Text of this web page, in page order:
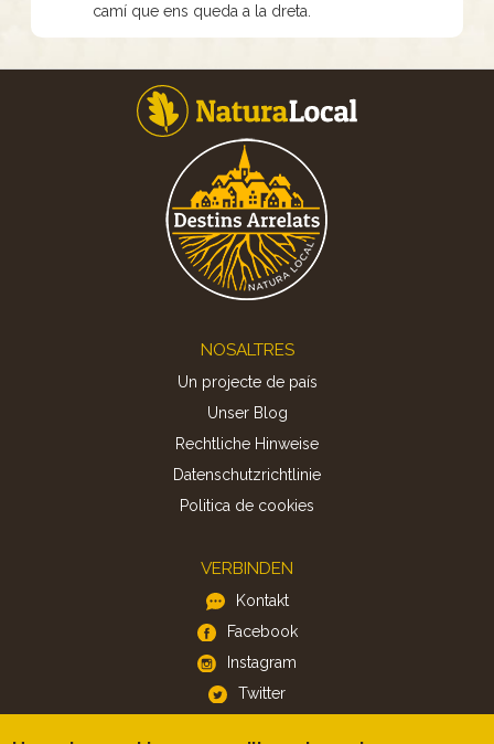
camí que ens queda a la dreta.
NOSALTRES
Un projecte de país
Unser Blog
Rechtliche Hinweise
Datenschutzrichtlinie
Politica de cookies
VERBINDEN
Kontakt
Facebook
Instagram
Twitter